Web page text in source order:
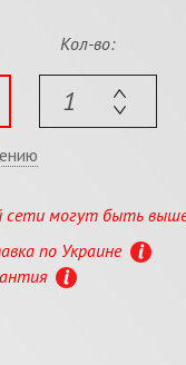
Кол-во:
сети могут быть
по Украине